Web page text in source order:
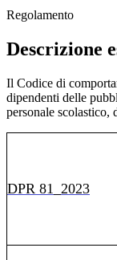
Regolamento
Descrizione
Il Codice di
dipendenti delle
personale scolastico,
DPR 81_2023